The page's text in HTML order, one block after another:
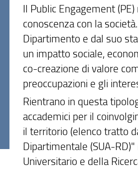
Il Public Engagement
conoscenza con la
Dipartimento e dal suo
un impatto sociale,
co-creazione di valore
preoccupazioni e gli
Rientrano in questa
accademici per il
il territorio (elenco tratto
Dipartimentale (SUA-
Universitario e della